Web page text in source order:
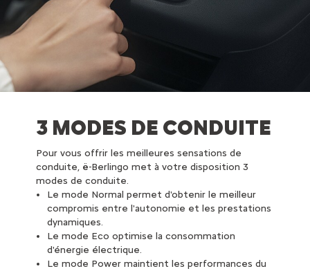
3 MODES DE CONDUITE
Pour vous offrir les meilleures sensations de
conduite, ë-Berlingo met à votre disposition 3
modes de conduite.
Le mode Normal permet d'obtenir le meilleur
compromis entre l'autonomie et les prestations
dynamiques.
Le mode Eco optimise la consommation
d'énergie électrique.
Le mode Power maintient les performances du